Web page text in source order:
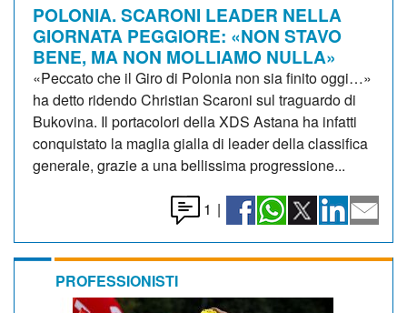
POLONIA. SCARONI LEADER NELLA
GIORNATA PEGGIORE: «NON STAVO
BENE, MA NON MOLLIAMO NULLA»
«Peccato che il Giro di Polonia non sia finito oggi…»
ha detto ridendo Christian Scaroni sul traguardo di
Bukovina. Il portacolori della XDS Astana ha infatti
conquistato la maglia gialla di leader della classifica
generale, grazie a una bellissima progressione...
1 |
PROFESSIONISTI